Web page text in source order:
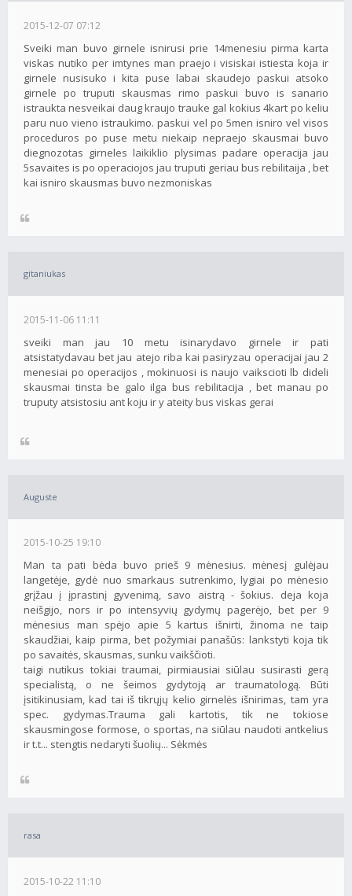
2015-12-07 07:12
Sveiki man buvo girnele isnirusi prie 14menesiu pirma karta
viskas nutiko per imtynes man praejo i visiskai istiesta koja ir
girnele nusisuko i kita puse labai skaudejo paskui atsoko
girnele po truputi skausmas rimo paskui buvo is sanario
istraukta nesveikai daug kraujo trauke gal kokius 4kart po keliu
paru nuo vieno istraukimo. paskui vel po 5men isniro vel visos
proceduros po puse metu niekaip nepraejo skausmai buvo
diegnozotas girneles laikiklio plysimas padare operacija jau
5savaites is po operaciojos jau truputi geriau bus rebilitaija , bet
kai isniro skausmas buvo nezmoniskas
gitaniukas
2015-11-06 11:11
sveiki man jau 10 metu isinarydavo girnele ir pati
atsistatydavau bet jau atejo riba kai pasiryzau operacijai jau 2
menesiai po operacijos , mokinuosi is naujo vaikscioti lb dideli
skausmai tinsta be galo ilga bus rebilitacija , bet manau po
truputy atsistosiu ant koju ir y ateity bus viskas gerai
Auguste
2015-10-25 19:10
Man ta pati bėda buvo prieš 9 mėnesius. mėnesį gulėjau
langetėje, gydė nuo smarkaus sutrenkimo, lygiai po mėnesio
grįžau į įprastinį gyvenimą, savo aistrą - šokius. deja koja
neišgijo, nors ir po intensyvių gydymų pagerėjo, bet per 9
mėnesius man spėjo apie 5 kartus išnirti, žinoma ne taip
skaudžiai, kaip pirma, bet požymiai panašūs: lankstyti koja tik
po savaitės, skausmas, sunku vaikščioti.
taigi nutikus tokiai traumai, pirmiausiai siūlau susirasti gerą
specialistą, o ne šeimos gydytoją ar traumatologą. Būti
įsitikinusiam, kad tai iš tikrųjų kelio girnelės išnirimas, tam yra
spec. gydymas.Trauma gali kartotis, tik ne tokiose
skausmingose formose, o sportas, na siūlau naudoti antkelius
ir t.t... stengtis nedaryti šuolių... Sėkmės
rasa
2015-10-22 11:10